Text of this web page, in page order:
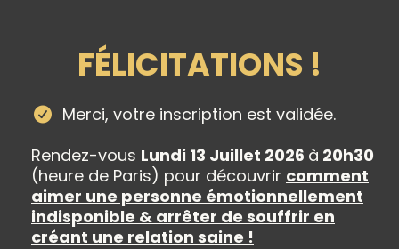
FÉLICITATIONS !
Merci, votre inscription est validée.
Rendez-vous Lundi 13 Juillet 2026 à 20h30
(heure de Paris) pour découvrir comment
aimer une personne émotionnellement
indisponible & arrêter de souffrir en
créant une relation saine !